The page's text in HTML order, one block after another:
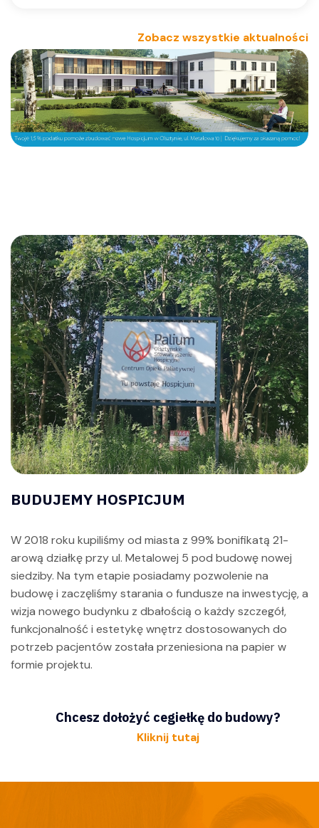
Zobacz wszystkie aktualności
BUDUJEMY HOSPICJUM
W 2018 roku kupiliśmy od miasta z 99% bonifikatą 21-
arową działkę przy ul. Metalowej 5 pod budowę nowej
siedziby. Na tym etapie posiadamy pozwolenie na
budowę i zaczęliśmy starania o fundusze na inwestycję, a
wizja nowego budynku z dbałością o każdy szczegół,
funkcjonalność i estetykę wnętrz dostosowanych do
potrzeb pacjentów została przeniesiona na papier w
formie projektu.
Chcesz dołożyć cegiełkę do budowy?
Kliknij tutaj